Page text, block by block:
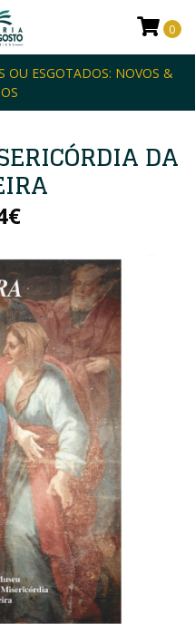
OU ESGOTADOS: NOVOS &
0
DA